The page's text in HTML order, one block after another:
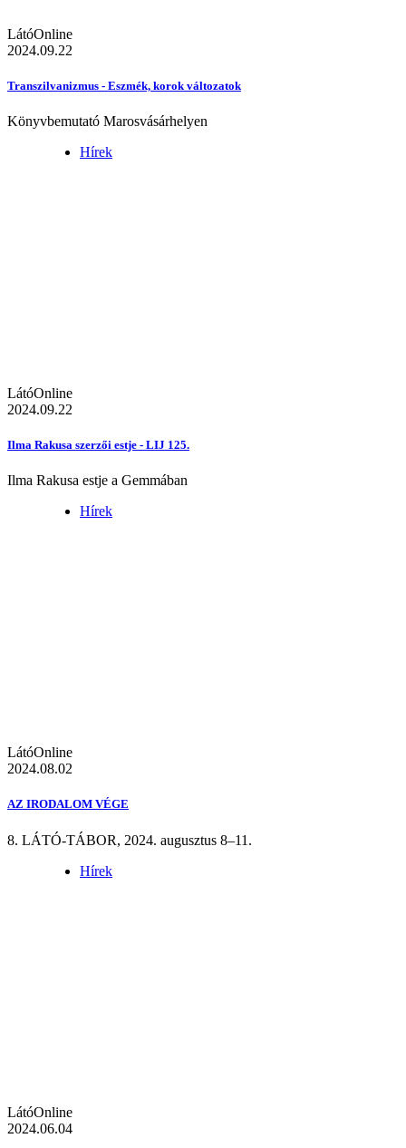
LátóOnline
2024.09.22
Transzilvanizmus - Eszmék, korok változatok
Könyvbemutató Marosvásárhelyen
Hírek
LátóOnline
2024.09.22
Ilma Rakusa szerzői estje - LIJ 125.
Ilma Rakusa estje a Gemmában
Hírek
LátóOnline
2024.08.02
AZ IRODALOM VÉGE
8. LÁTÓ-TÁBOR, 2024. augusztus 8–11.
Hírek
LátóOnline
2024.06.04